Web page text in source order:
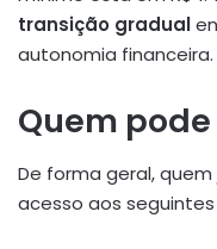
transição gradual
autonomia financeira.
Quem
De forma geral, quem
acesso aos seguintes